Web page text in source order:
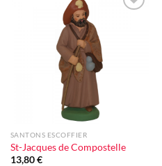
SANTONS ESCOFFIER
St-Jacques de Compostelle
13,80€